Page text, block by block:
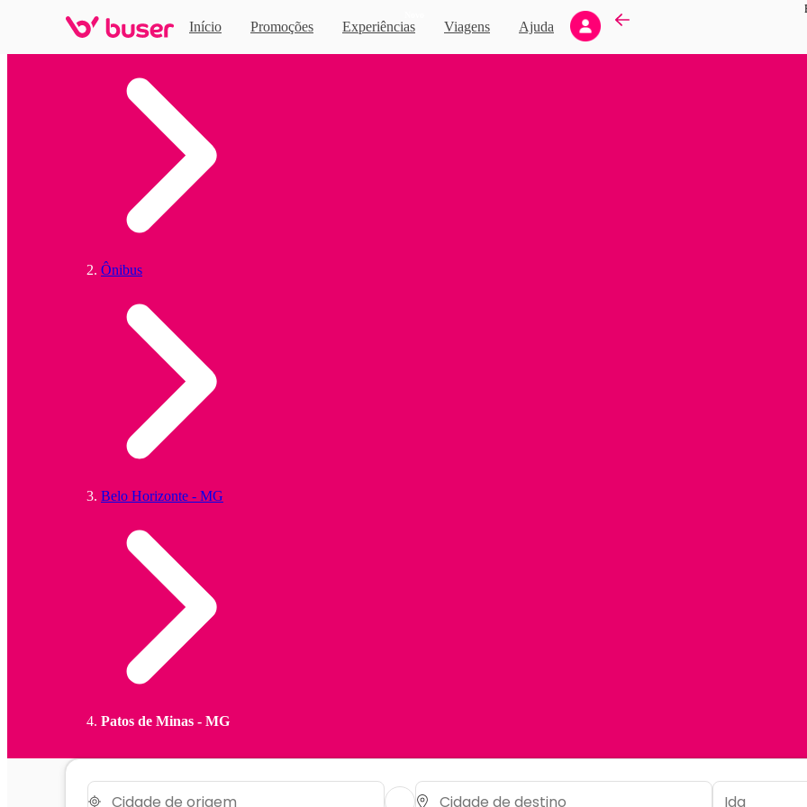
Início Promoções Experiências Viagens Ajuda
Ônibus
Belo Horizonte - MG
Patos de Minas - MG